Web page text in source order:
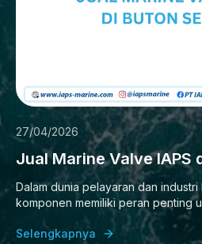
27/04/2026
Jual Marine Valve IAPS
Dalam dunia pelayaran dan
komponen memiliki peran penting
Selengkapnya